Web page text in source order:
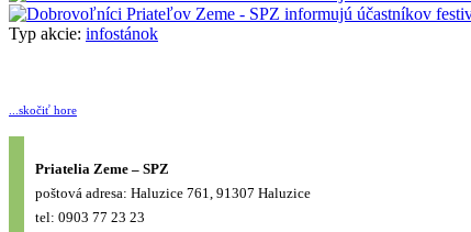
Typ akcie: infostánok
...skočiť hore
Priatelia Zeme – SPZ
poštová adresa: Haluzice 761, 91307 Haluzice
tel: 0903 77 23 23